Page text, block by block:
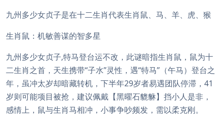
九州多少女贞子是在十二生肖代表生肖鼠、马、羊、虎、猴
生肖鼠：机敏善谋的智多星
九州多少女贞子,特马登台运不改，此谜暗指生肖鼠，鼠为十
二生肖之首，天生携带“子水”灵性，遇“特马”（午马）登台之
年，虽冲太岁却暗藏转机，下半年29岁者易遇团队停滞，41
岁则可能项目被抢，建议佩戴【黑曜石貔貅】挡小人是非，
感情上，鼠与生肖马相冲，小事争吵频发，需以柔克刚。